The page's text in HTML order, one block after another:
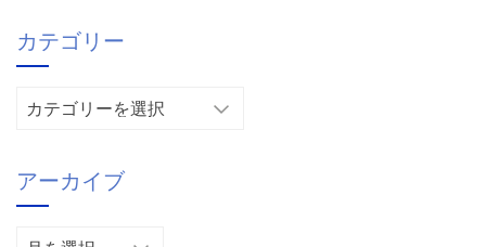
カテゴリー
リ
ー
アーカイブ
ア